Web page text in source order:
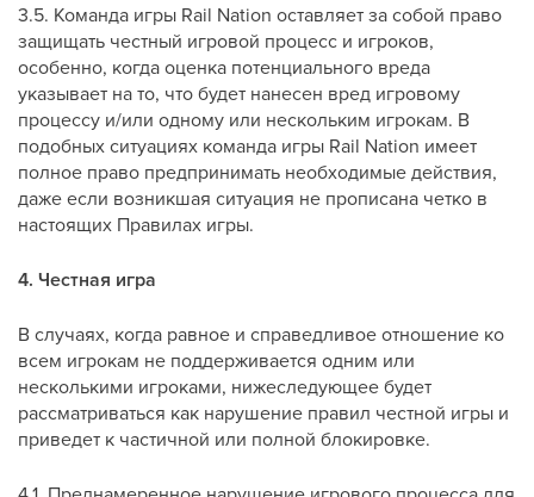
3.5. Команда игры Rail Nation оставляет за собой право
защищать честный игровой процесс и игроков,
особенно, когда оценка потенциального вреда
указывает на то, что будет нанесен вред игровому
процессу и/или одному или нескольким игрокам. В
подобных ситуациях команда игры Rail Nation имеет
полное право предпринимать необходимые действия,
даже если возникшая ситуация не прописана четко в
настоящих Правилах игры.
4. Честная игра
В случаях, когда равное и справедливое отношение ко
всем игрокам не поддерживается одним или
несколькими игроками, нижеследующее будет
рассматриваться как нарушение правил честной игры и
приведет к частичной или полной блокировке.